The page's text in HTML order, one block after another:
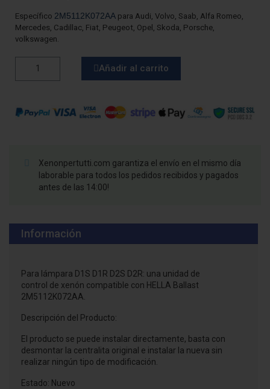
Específico 2M5112K072AA para Audi, Volvo, Saab, Alfa Romeo,
Mercedes, Cadillac, Fiat, Peugeot, Opel, Skoda, Porsche,
volkswagen.
Añadir al carrito
Xenonpertutti.com garantiza el envío en el mismo día
laborable para todos los pedidos recibidos y pagados
antes de las 14:00!
Información
Para lámpara D1S D1R D2S D2R: una unidad de
control de xenón compatible con HELLA Ballast
2M5112K072AA.
Descripción del Producto:
El producto se puede instalar directamente, basta con
desmontar la centralita original e instalar la nueva sin
realizar ningún tipo de modificación.
Estado: Nuevo